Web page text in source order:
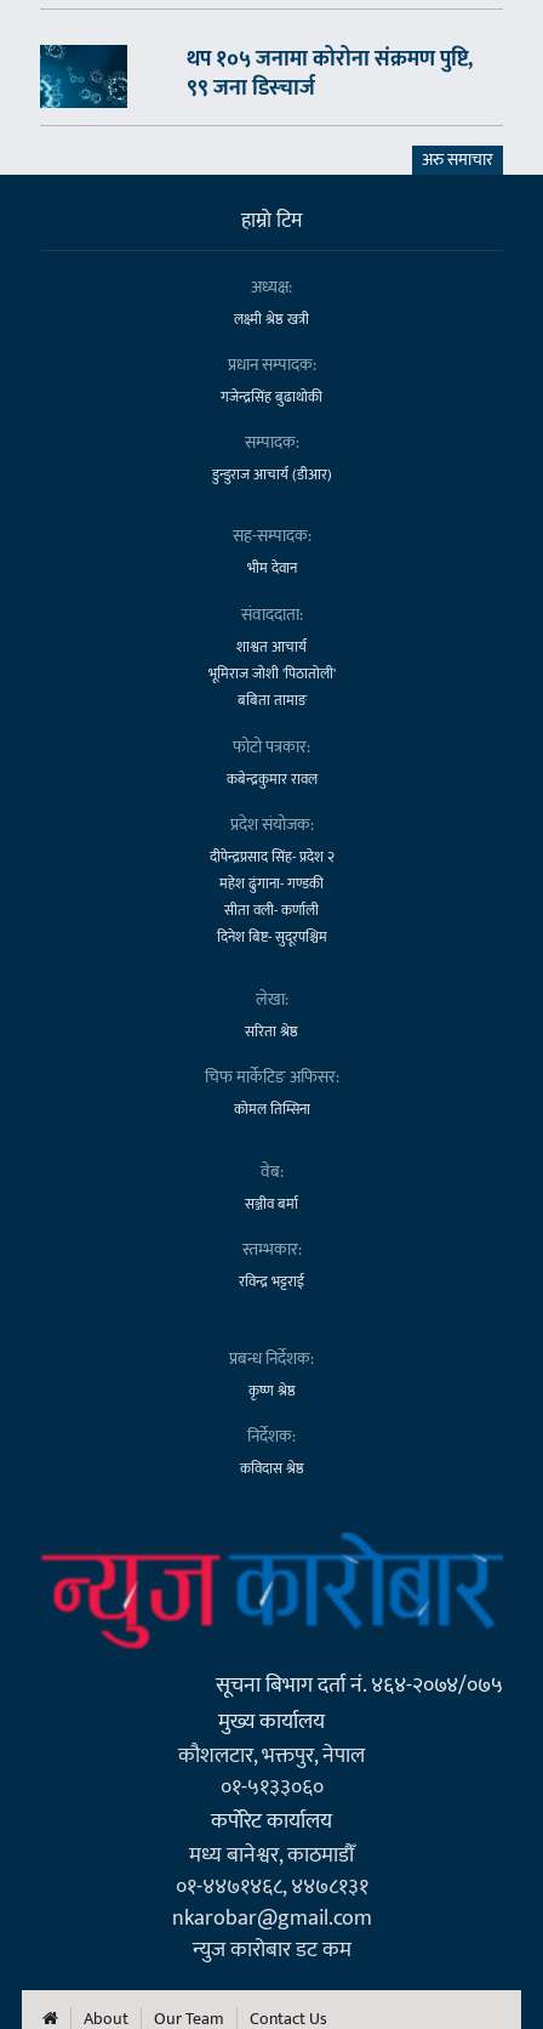
थप १०५ जनामा कोरोना संक्रमण पुष्टि,
९९ जना डिस्चार्ज
अरु समाचार
हाम्राे टिम
अध्यक्ष:
लक्ष्मी श्रेष्ठ खत्री
प्रधान सम्पादक:
गजेन्द्रसिंह बुढाथोकी
सम्पादक:
डुन्डुराज आचार्य (डीआर)
सह-सम्पादक:
भीम देवान
संवाददाता:
शाश्वत आचार्य
भूमिराज जोशी 'पिठातोली'
बबिता तामाङ
फोटो पत्रकार:
कबेन्द्रकुमार रावल
प्रदेश संयोजक:
दीपेन्द्रप्रसाद सिंह- प्रदेश २
महेश ढुंगाना- गण्डकी
सीता वली- कर्णाली
दिनेश बिष्ट- सुदूरपश्चिम
लेखा:
सरिता श्रेष्ठ
चिफ मार्केटिङ अफिसर:
कोमल तिम्सिना
वेब:
सञ्जीव बर्मा
स्तम्भकार:
रविन्द्र भट्टराई
प्रबन्ध निर्देशक:
कृष्ण श्रेष्ठ
निर्देशक:
कविदास श्रेष्ठ
सूचना बिभाग दर्ता नं. ४६४-२०७४/०७५
मुख्य कार्यालय
कौशलटार, भक्तपुर, नेपाल
०१-५१३३०६०
कर्पाेरेट कार्यालय
मध्य बानेश्वर, काठमाडौँ
०१-४४७१४६८, ४४७८१३१
nkarobar@gmail.com
न्युज कारोबार डट कम
About Our Team Contact Us